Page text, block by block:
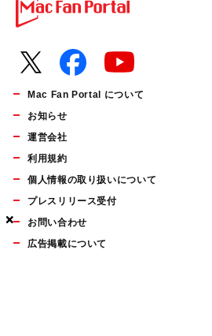
×
×
×
Mac Fan Portal について
お知らせ
運営会社
利用規約
個人情報の取り扱いについて
プレスリリース受付
お問い合わせ
広告掲載について